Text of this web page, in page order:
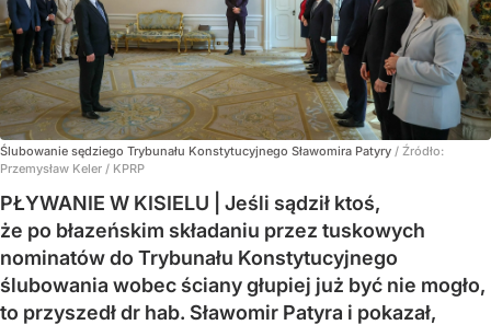
Ślubowanie sędziego Trybunału Konstytucyjnego Sławomira Patyry / Źródło:
Przemysław Keler / KPRP
PŁYWANIE W KISIELU | Jeśli sądził ktoś,
że po błazeńskim składaniu przez tuskowych
nominatów do Trybunału Konstytucyjnego
ślubowania wobec ściany głupiej już być nie mogło,
to przyszedł dr hab. Sławomir Patyra i pokazał,